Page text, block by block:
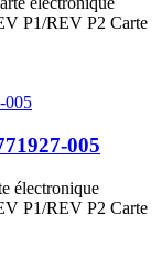
P1/REV P2 Carte
005
électronique
P1/REV P2 Carte